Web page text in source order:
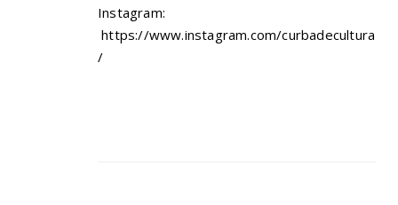
Instagram:
https://www.instagram.com/curbadecultura
/